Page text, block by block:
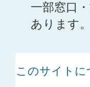
一部窓口
あります。
このサイトに